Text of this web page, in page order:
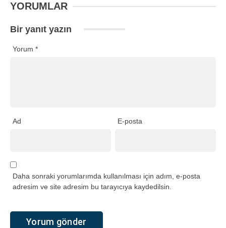
YORUMLAR
Bir yanıt yazın
Yorum *
Ad E-posta
Daha sonraki yorumlarımda kullanılması için adım, e-posta
adresim ve site adresim bu tarayıcıya kaydedilsin.